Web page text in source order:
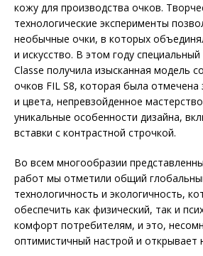
кожу для производства очков.
технологические эксперименты
необычные очки, в которых
и искусство. В этом году
Classe получила изысканная модель
очков FIL S8, которая была
и цвета, непревзой­денное
уникальные особенности дизайна,
вставки с контрастной строчкой.
Во всем многообразии
работ мы отметили общий
технологичность и экологичность,
обеспечить как физический, так и
комфорт потребителям, и это,
оптимистичный настрой и открывает